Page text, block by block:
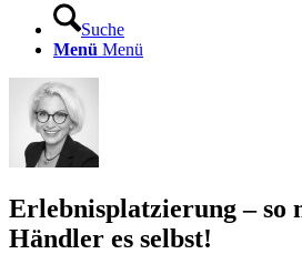
Suche
Menü Menü
Erlebnisplatzierung – so
Händler es selbst!